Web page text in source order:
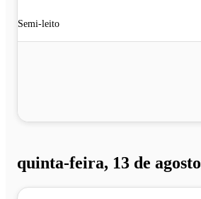
Semi-leito
quinta-feira, 13 de agosto